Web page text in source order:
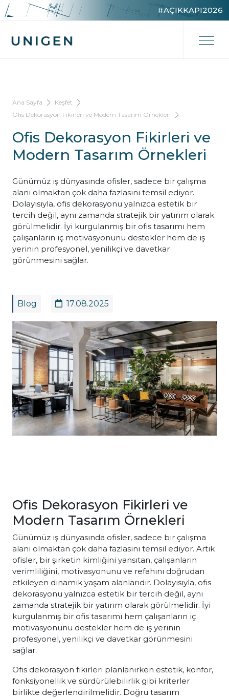
#AÇIKKAPI2026
Ana Sayfa
Keşfet
Ofis Dekorasyon Fikirleri ve Modern Tasarım Örnekleri
Ofis Dekorasyon Fikirleri ve
Modern Tasarım Örnekleri
Günümüz iş dünyasında ofisler, sadece bir çalışma
alanı olmaktan çok daha fazlasını temsil ediyor.
Dolayısıyla, ofis dekorasyonu yalnızca estetik bir
tercih değil, aynı zamanda stratejik bir yatırım olarak
görülmelidir. İyi kurgulanmış bir ofis tasarımı hem
çalışanların iç motivasyonunu destekler hem de iş
yerinin profesyonel, yenilikçi ve davetkar
görünmesini sağlar.
Blog 17.08.2025
Ofis Dekorasyon Fikirleri ve
Modern Tasarım Örnekleri
Günümüz iş dünyasında ofisler, sadece bir çalışma
alanı olmaktan çok daha fazlasını temsil ediyor. Artık
ofisler, bir şirketin kimliğini yansıtan, çalışanların
verimliliğini, motivasyonunu ve refahını doğrudan
etkileyen dinamik yaşam alanlarıdır. Dolayısıyla, ofis
dekorasyonu yalnızca estetik bir tercih değil, aynı
zamanda stratejik bir yatırım olarak görülmelidir. İyi
kurgulanmış bir ofis tasarımı hem çalışanların iç
motivasyonunu destekler hem de iş yerinin
profesyonel, yenilikçi ve davetkar görünmesini
sağlar.
Ofis dekorasyon fikirleri planlanırken estetik, konfor,
fonksiyonellik ve sürdürülebilirlik gibi kriterler
birlikte değerlendirilmelidir. Doğru tasarım